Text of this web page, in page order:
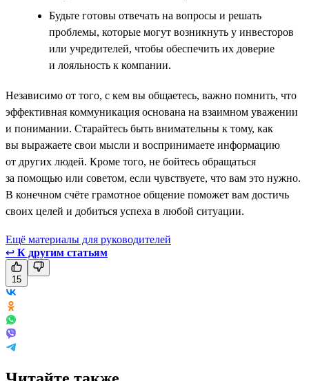
Будьте готовы отвечать на вопросы и решать
проблемы, которые могут возникнуть у инвесторов
или учредителей, чтобы обеспечить их доверие
и лояльность к компании.
Независимо от того, с кем вы общаетесь, важно помнить, что
эффективная коммуникация основана на взаимном уважении
и понимании. Старайтесь быть внимательны к тому, как
вы выражаете свои мысли и воспринимаете информацию
от других людей. Кроме того, не бойтесь обращаться
за помощью или советом, если чувствуете, что вам это нужно.
В конечном счёте грамотное общение поможет вам достичь
своих целей и добиться успеха в любой ситуации.
Ещё материалы для руководителей
↩ К другим статьям
15